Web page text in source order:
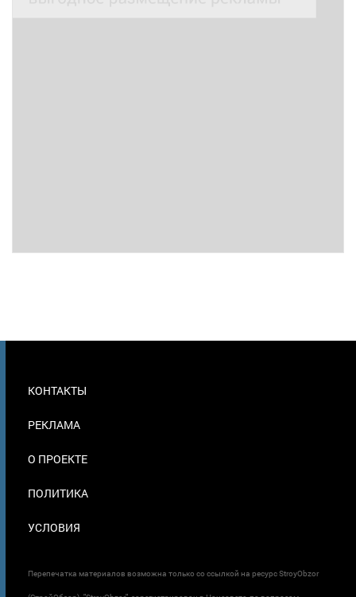
В
КОНТАКТЫ
РЕКЛАМА
О ПРОЕКТЕ
ПОЛИТИКА
УСЛОВИЯ
Перепечатка материалов возможна только со ссылкой на ресурс StroyObzor